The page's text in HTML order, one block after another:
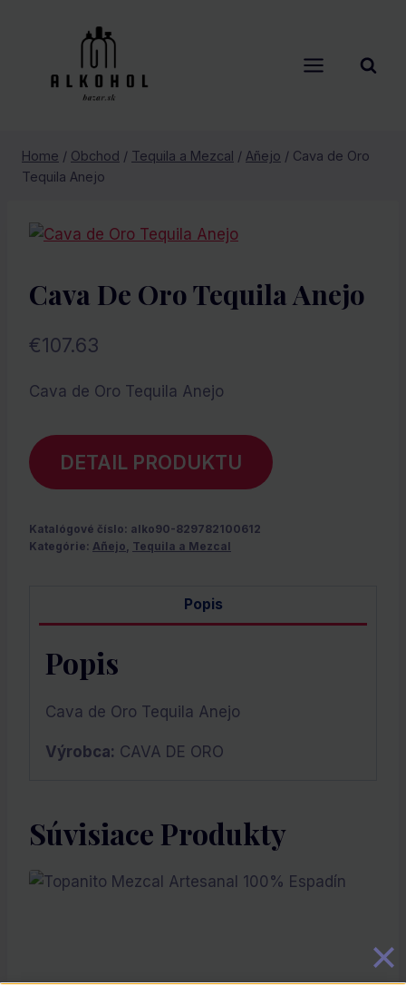
Home / Obchod / Tequila a Mezcal / Añejo / Cava de Oro
Tequila Anejo
Cava De Oro Tequila Anejo
€107.63
Cava de Oro Tequila Anejo
DETAIL PRODUKTU
Katalógové číslo: alko90-829782100612
Kategórie: Añejo, Tequila a Mezcal
Popis
Popis
Cava de Oro Tequila Anejo
Výrobca: CAVA DE ORO
Súvisiace Produkty